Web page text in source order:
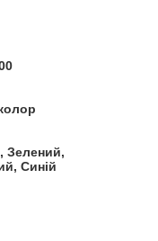
Зелений,
Синій